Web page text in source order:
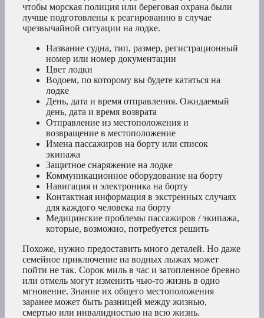
чтобы морская полиция или береговая охрана были
лучше подготовлены к реагированию в случае
чрезвычайной ситуации на лодке.
Название судна, тип, размер, регистрационный
номер или номер документации
Цвет лодки
Водоем, по которому вы будете кататься на
лодке
День, дата и время отправления. Ожидаемый
день, дата и время возврата
Отправление из местоположения и
возвращение в местоположение
Имена пассажиров на борту или список
экипажа
Защитное снаряжение на лодке
Коммуникационное оборудование на борту
Навигация и электроника на борту
Контактная информация в экстренных случаях
для каждого человека на борту
Медицинские проблемы пассажиров / экипажа,
которые, возможно, потребуется решить
Похоже, нужно предоставить много деталей. Но даже
семейное приключение на водных лыжах может
пойти не так. Сорок миль в час и затопленное бревно
или отмель могут изменить чью-то жизнь в одно
мгновение. Знание их общего местоположения
заранее может быть разницей между жизнью,
смертью или инвалидностью на всю жизнь.